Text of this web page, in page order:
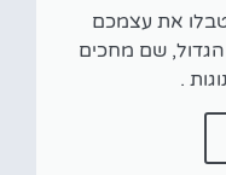
את עצמכם
שם מחכים
.